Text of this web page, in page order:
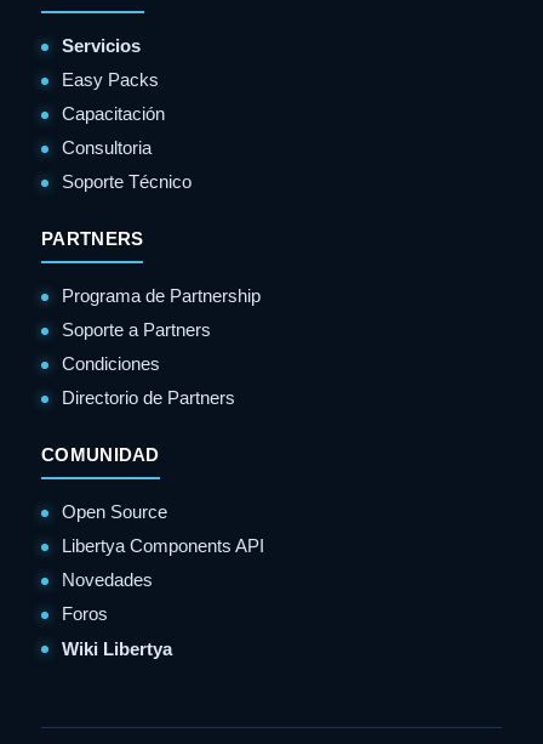
Servicios
Easy Packs
Capacitación
Consultoria
Soporte Técnico
PARTNERS
Programa de Partnership
Soporte a Partners
Condiciones
Directorio de Partners
COMUNIDAD
Open Source
Libertya Components API
Novedades
Foros
Wiki Libertya